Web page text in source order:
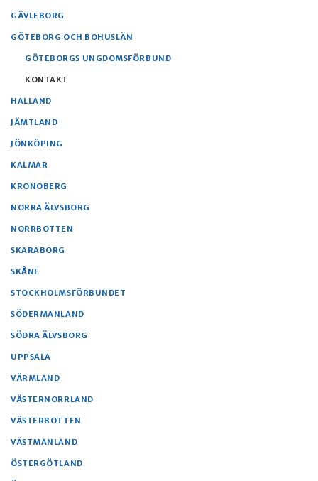
GÄVLEBORG
GÖTEBORG OCH BOHUSLÄN
GÖTEBORGS UNGDOMSFÖRBUND
KONTAKT
HALLAND
JÄMTLAND
JÖNKÖPING
KALMAR
KRONOBERG
NORRA ÄLVSBORG
NORRBOTTEN
SKARABORG
SKÅNE
STOCKHOLMSFÖRBUNDET
SÖDERMANLAND
SÖDRA ÄLVSBORG
UPPSALA
VÄRMLAND
VÄSTERNORRLAND
VÄSTERBOTTEN
VÄSTMANLAND
ÖSTERGÖTLAND